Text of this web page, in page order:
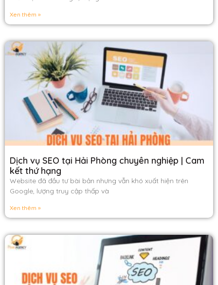
Xen thêm »
Dịch vụ SEO tại Hải Phòng chuyên nghiệp | Cam
kết thứ hạng
Website đã đầu tư bài bản nhưng vẫn khó xuất hiện trên
Google, lượng truy cập thấp và
Xen thêm »